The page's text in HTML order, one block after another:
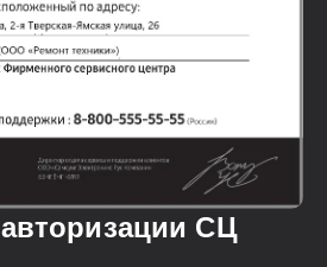
СЦ